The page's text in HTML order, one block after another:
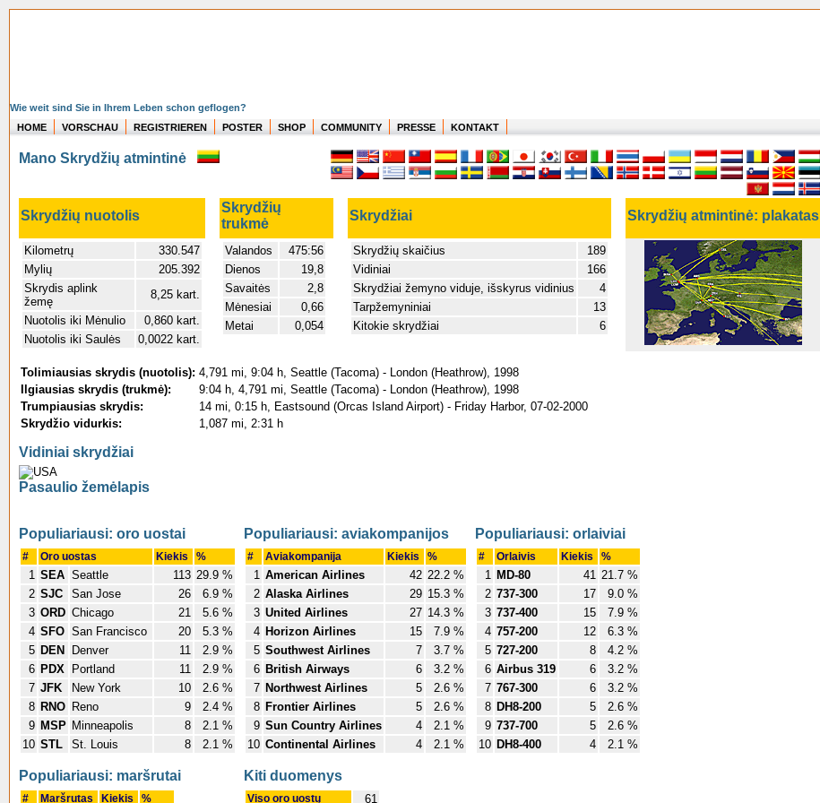
Wie weit sind Sie in Ihrem Leben schon geflogen?
HOME
VORSCHAU REGISTRIEREN POSTER SHOP COMMUNITY PRESSE KONTAKT
Mano Skrydžių atmintinė
Skrydžių nuotolis
Skrydžių
trukmė
Skrydžiai Skrydžių atmintinė: plakatas
Kilometrų
330.547
Mylių
205.392
Skrydis aplink
žemę
8,25 kart.
Nuotolis iki Mėnulio
0,860 kart.
Nuotolis iki Saulės
0,0022 kart.
Valandos
475:56
Dienos
19,8
Savaitės
2,8
Mėnesiai
0,66
Metai
0,054
Skrydžių skaičius
189
Vidiniai
166
Skrydžiai žemyno viduje, išskyrus vidinius
4
Tarpžemyniniai
13
Kitokie skrydžiai
6
Tolimiausias skrydis (nuotolis): 4,791 mi, 9:04 h, Seattle (Tacoma) - London (Heathrow), 1998
Ilgiausias skrydis (trukmė):
9:04 h, 4,791 mi, Seattle (Tacoma) - London (Heathrow), 1998
Trumpiausias skrydis:
14 mi, 0:15 h, Eastsound (Orcas Island Airport) - Friday Harbor, 07-02-2000
Skrydžio vidurkis:
1,087 mi, 2:31 h
Vidiniai skrydžiai
Pasaulio žemėlapis
Populiariausi: oro uostai
# Oro uostas Kiekis %
1 SEA Seattle 113 29.9 %
2 SJC San Jose 26
6.9 %
3 ORD Chicago 21
5.6 %
4 SFO San Francisco 20
5.3 %
5 DEN Denver 11
2.9 %
6 PDX Portland 11
2.9 %
7 JFK New York 10
2.6 %
8 RNO Reno 9
2.4 %
9 MSP Minneapolis 8
2.1 %
10 STL St. Louis 8 2.1 %
Populiariausi: aviakompanijos
# Aviakompanija Kiekis %
1 American Airlines 42 22.2 %
2 Alaska Airlines 29 15.3 %
3 United Airlines 27 14.3 %
4 Horizon Airlines 15
7.9 %
5 Southwest Airlines 7
3.7 %
6 British Airways 6
3.2 %
7 Northwest Airlines 5
2.6 %
8 Frontier Airlines 5
2.6 %
9 Sun Country Airlines 4
2.1 %
10 Continental Airlines 4 2.1 %
Populiariausi: orlaiviai
# Orlaivis Kiekis %
1 MD-80 41 21.7 %
2 737-300 17
9.0 %
3 737-400 15
7.9 %
4 757-200 12
6.3 %
5 727-200 8
4.2 %
6 Airbus 319 6
3.2 %
7 767-300 6
3.2 %
8 DH8-200 5
2.6 %
9 737-700 5
2.6 %
10 DH8-400 4 2.1 %
Populiariausi: maršrutai
# Maršrutas Kiekis %
Kiti duomenys
Viso oro uostų 61